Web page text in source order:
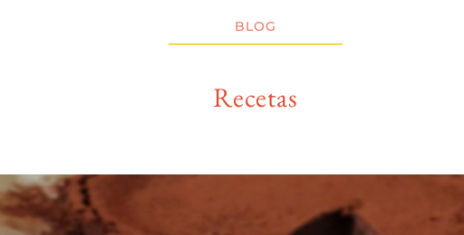
BLOG
Recetas